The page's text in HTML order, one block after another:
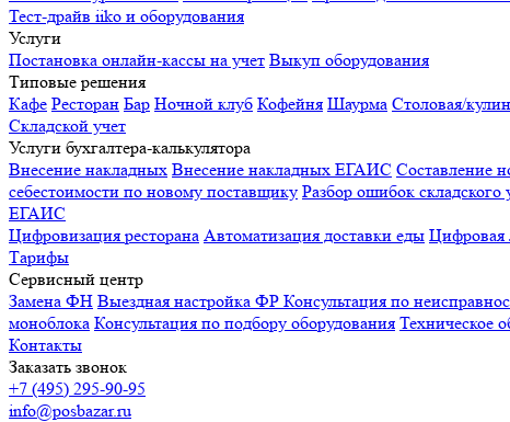
Тест-драйв iiko и оборудования
Услуги
Постановка онлайн-кассы на учет Выкуп оборудования
Типовые решения
Кафе Ресторан Бар Ночной клуб Кофейня Шаурма Столовая/
Складской учет
Услуги бухгалтера-калькулятора
Внесение накладных Внесение накладных ЕГАИС Составление
себестоимости по новому поставщику Разбор ошибок складского
ЕГАИС
Цифровизация ресторана Автоматизация доставки еды Цифровая
Тарифы
Сервисный центр
Замена ФН Выездная настройка ФР Консультация по
моноблока Консультация по подбору оборудования Техническое
Контакты
Заказать звонок
+7 (495) 295-90-95
info@posbazar.ru